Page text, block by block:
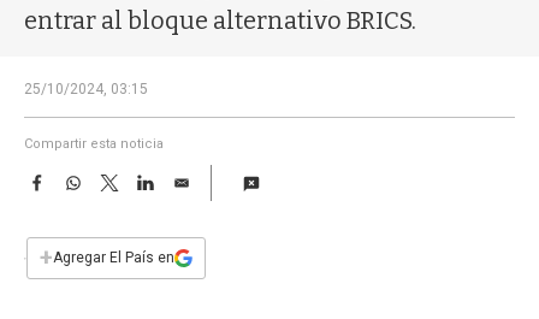
entrar al bloque alternativo BRICS.
25/10/2024, 03:15
Compartir esta noticia
F
e
b
W
s
T
w
t
L
E
i
l
+Agregar El País en